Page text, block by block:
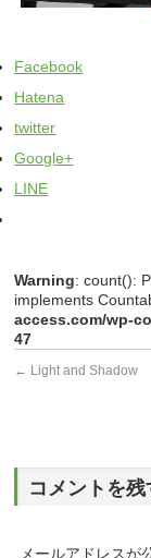
Facebook
Hatena
twitter
Google+
LINE
Warning: count():
implements
access.com/wp-
47
← Light and Shadow
コメントを残
メールアドレスが